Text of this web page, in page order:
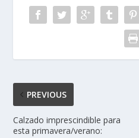
PREVIOUS
Calzado imprescindible para
esta primavera/verano: